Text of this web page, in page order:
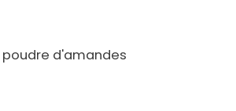
poudre d'amandes